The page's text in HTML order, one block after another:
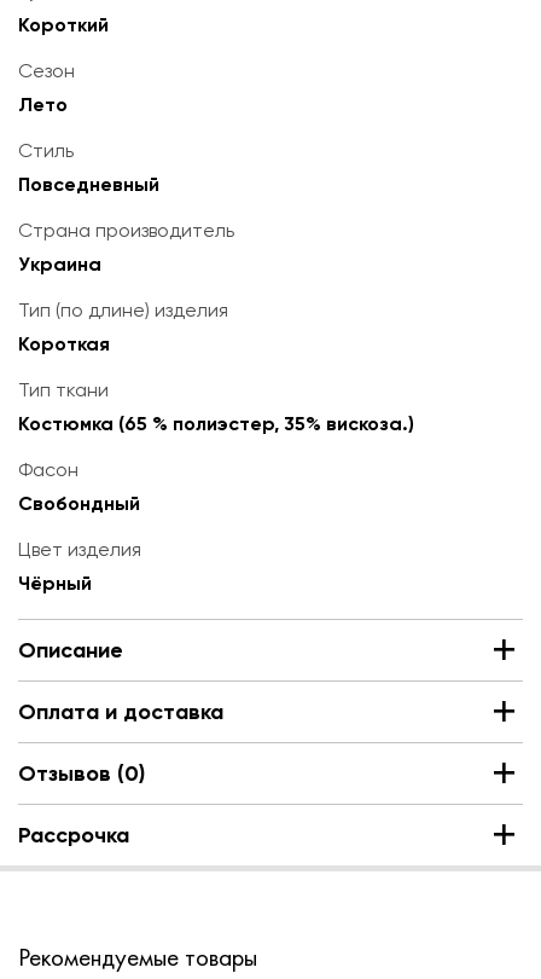
Короткий
Сезон
Лето
Стиль
Повседневный
Страна производитель
Украина
Тип (по длине) изделия
Короткая
Тип ткани
Костюмка (65 % полиэстер, 35% вискоза.)
Фасон
Свобондный
Цвет изделия
Чёрный
Описание
Оплата и доставка
Отзывов (0)
Рассрочка
Рекомендуемые товары